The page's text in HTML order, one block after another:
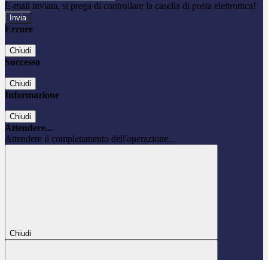
E-mail inviata, si prega di controllare la casella di posta elettronica!
Errore
Chiudi
Successo
Chiudi
Informazione
Chiudi
Attendere...
Attendere il completamento dell'operazione...
Chiudi